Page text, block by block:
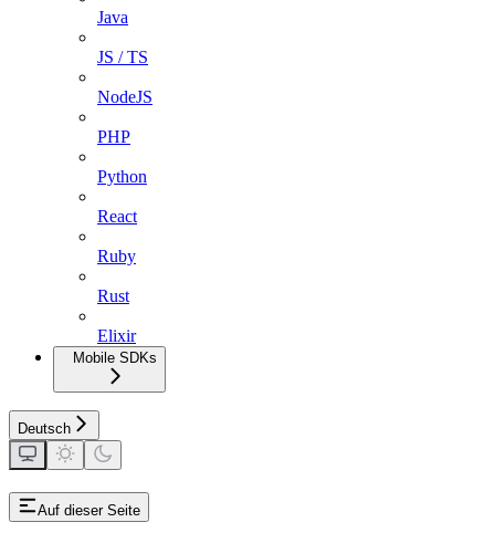
Java
JS / TS
NodeJS
PHP
Python
React
Ruby
Rust
Elixir
Mobile SDKs
Deutsch
Auf dieser Seite